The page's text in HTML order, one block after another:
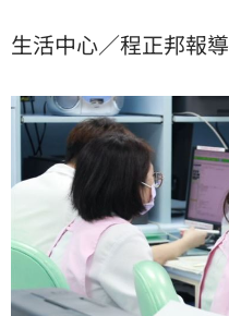
生活中心／程正邦報導